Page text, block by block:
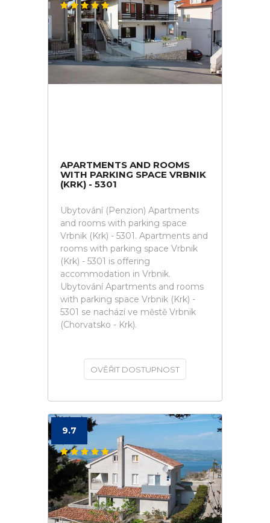
APARTMENTS AND ROOMS
WITH PARKING SPACE VRBNIK
(KRK) - 5301
Ubytování (Penzion) Apartments
and rooms with parking space
Vrbnik (Krk) - 5301. Apartments and
rooms with parking space Vrbnik
(Krk) - 5301 is offering
accommodation in Vrbnik.
Ubytování Apartments and rooms
with parking space Vrbnik (Krk) -
5301 se nachází ve městě Vrbnik
(Chorvatsko - Krk).
OVĚŘIT DOSTUPNOST
9.7